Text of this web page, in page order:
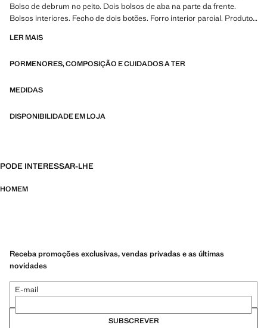
Bolso de debrum no peito. Dois bolsos de aba na parte da frente.
Bolsos interiores. Fecho de dois botões. Forro interior parcial. Produto
qualidade com novos testes de resistência aplicados às nossas peças.
ainda mais duradouras, versáteis e intemporais
LER MAIS
PORMENORES, COMPOSIÇÃO E CUIDADOS A TER
MEDIDAS
DISPONIBILIDADE EM LOJA
PODE INTERESSAR-LHE
HOMEM
Receba promoções exclusivas, vendas privadas e as últimas
novidades
E-mail
SUBSCREVER